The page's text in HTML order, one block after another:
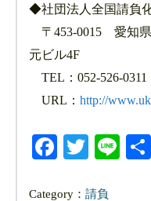
◆社団法人全国請負
〒453-0015 愛知
元ビル4F
TEL：052-526-
URL：http://
Facebook
Twitter
Category：請負